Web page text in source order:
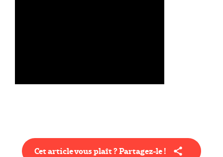
Cet article vous plaît ? Partagez-le !